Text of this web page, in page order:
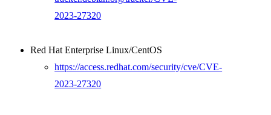
2023-27320
Red Hat Enterprise Linux/CentOS
https://access.redhat.com/security/cve/CVE-
2023-27320